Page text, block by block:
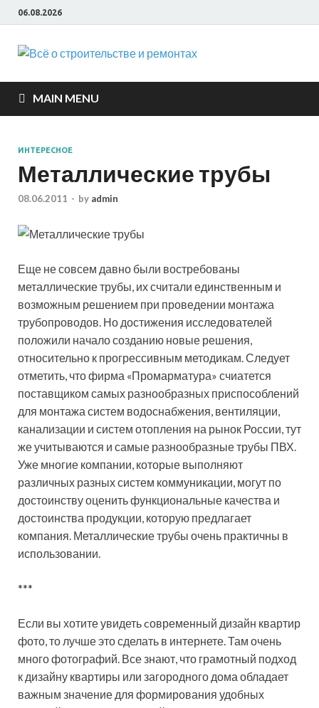
06.08.2026
Всё о
MAIN MENU
ИНТЕРЕСНОЕ
Металлические трубы
08.06.2011 - by admin
Еще не совсем давно были востребованы
металлические трубы, их считали единственным и
возможным решением при проведении монтажа
трубопроводов. Но достижения исследователей
положили начало созданию новые решения,
относительно к прогрессивным методикам. Следует
отметить, что фирма «Промарматура» счиатется
поставщиком самых разнообразных приспособлений
для монтажа систем водоснабжения, вентиляции,
канализации и систем отопления на рынок России, тут
же учитываются и самые разнообразные трубы ПВХ.
Уже многие компании, которые выполняют
различных разных систем коммуникации, могут по
достоинству оценить функциональные качества и
достоинства продукции, которую предлагает
компания. Металлические трубы очень практичны в
использовании.
***
Если вы хотите увидеть cовременный дизайн квартир
фото, то лучше это сделать в интернете. Там очень
много фотографий. Все знают, что грамотный подход
к дизайну квартиры или загородного дома обладает
важным значение для формирования удобных